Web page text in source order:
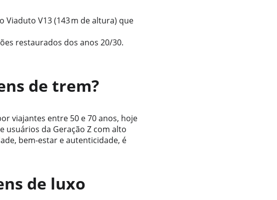
Viaduto V13 (143 m de altura) que
restaurados dos anos 20/30.
de trem?
viajantes entre 50 e 70 anos, hoje
usuários da Geração Z com alto
bem-estar e autenticidade, é
de luxo